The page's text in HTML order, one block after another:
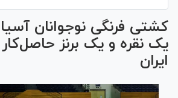
یک نقره و یک برنز حاصل‌کار
ایران